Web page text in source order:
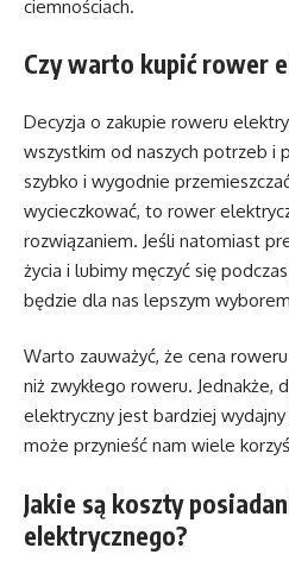
ciemnościach.
Czy warto kupić rower
Decyzja o zakupie roweru
wszystkim od naszych potrzeb i
szybko i wygodnie
wycieczkować, to rower
rozwiązaniem. Jeśli natomiast
życia i lubimy męczyć się
będzie dla nas lepszym
Warto zauważyć, że cena
niż zwykłego roweru. Jednakże,
elektryczny jest bardziej
może przynieść nam wiele
Jakie są koszty
elektrycznego?